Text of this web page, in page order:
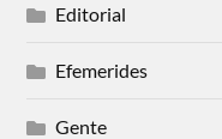
Editorial
Efemerides
Gente